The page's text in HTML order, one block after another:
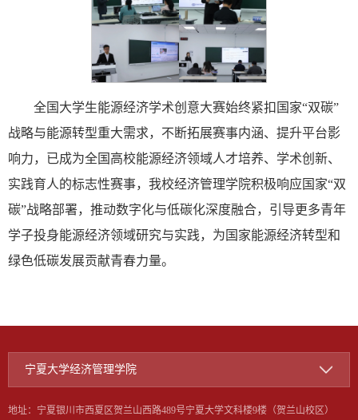
全国大学生能源经济学术创意大赛始终紧扣国家“双碳”
战略与能源转型重大需求，不断拓展赛事内涵、提升平台影
响力，已成为全国高校能源经济领域人才培养、学术创新、
实践育人的标志性赛事，我校经济管理学院积极响应国家“双
碳”战略部署，推动数字化与低碳化深度融合，引导更多青年
学子投身能源经济领域研究与实践，为国家能源经济转型和
绿色低碳发展贡献青春力量。
宁夏大学经济管理学院
地址：宁夏银川市西夏区贺兰山西路489号宁夏大学文科楼9楼（贺兰山校区）